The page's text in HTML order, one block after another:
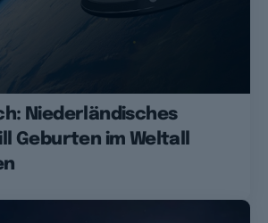
Niederländisches
Geburten im Weltall